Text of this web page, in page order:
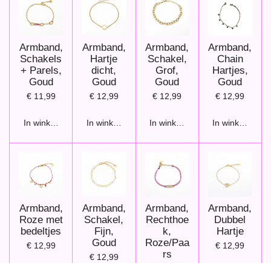
Armband,
Schakels
+ Parels,
Goud
€ 11,99
In winkelwagen
Armband,
Hartje
dicht,
Goud
€ 12,99
In winkelwagen
Armband,
Schakel,
Grof,
Goud
€ 12,99
In winkelwagen
Armband,
Chain
Hartjes,
Goud
€ 12,99
In winkelwagen
Armband,
Roze met
bedeltjes
€ 12,99
Armband,
Schakel,
Fijn,
Goud
€ 12,99
Armband,
Rechthoe
k,
Roze/Paa
rs
Armband,
Dubbel
Hartje
€ 12,99